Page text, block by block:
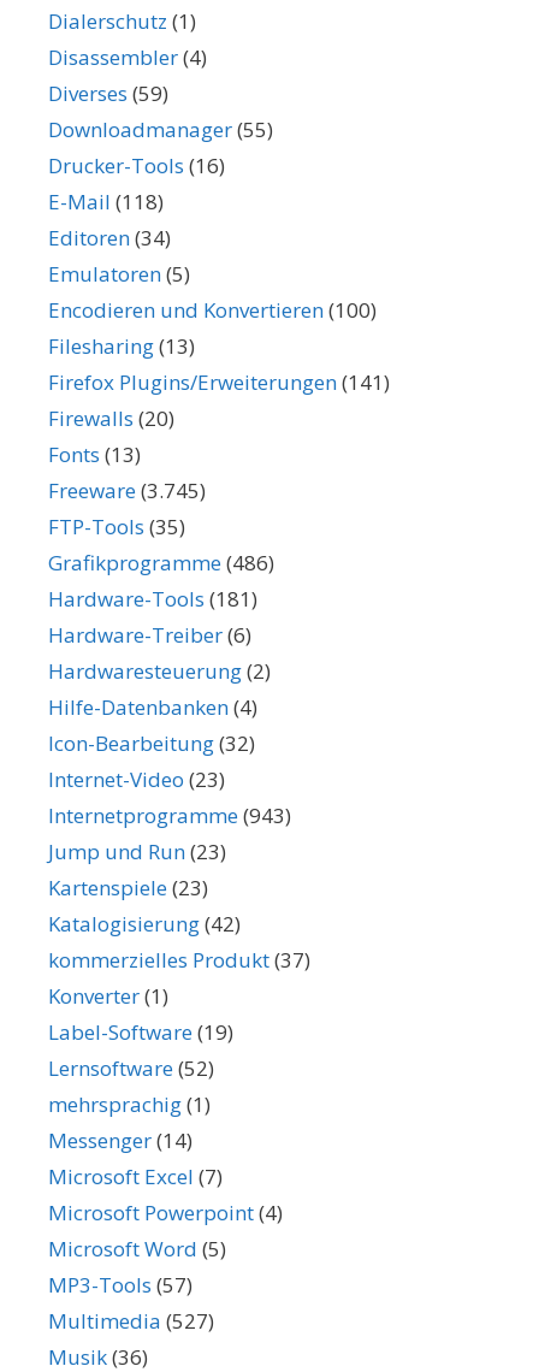
Dialerschutz (1)
Disassembler(4)
Diverses (59)
Downloadmanager(55)
Drucker-Tools (16)
E-Mail (118)
Editoren(34)
Emulatoren(5)
Encodieren und Konvertieren(100)
Filesharing(13)
Firefox Plugins/Erweiterungen(141)
Firewalls (20)
Fonts (13)
Freeware(3.745)
FTP-Tools (35)
Grafikprogramme(486)
Hardware-Tools (181)
Hardware-Treiber(6)
Hardwaresteuerung(2)
Hilfe-Datenbanken(4)
Icon-Bearbeitung(32)
Internet-Video (23)
Internetprogramme(943)
Jump und Run(23)
Kartenspiele(23)
Katalogisierung(42)
kommerzielles Produkt(37)
Konverter(1)
Label-Software(19)
Lernsoftware(52)
mehrsprachig(1)
Messenger(14)
Microsoft Excel (7)
Microsoft Powerpoint(4)
Microsoft Word (5)
MP3-Tools (57)
Multimedia (527)
Musik(36)